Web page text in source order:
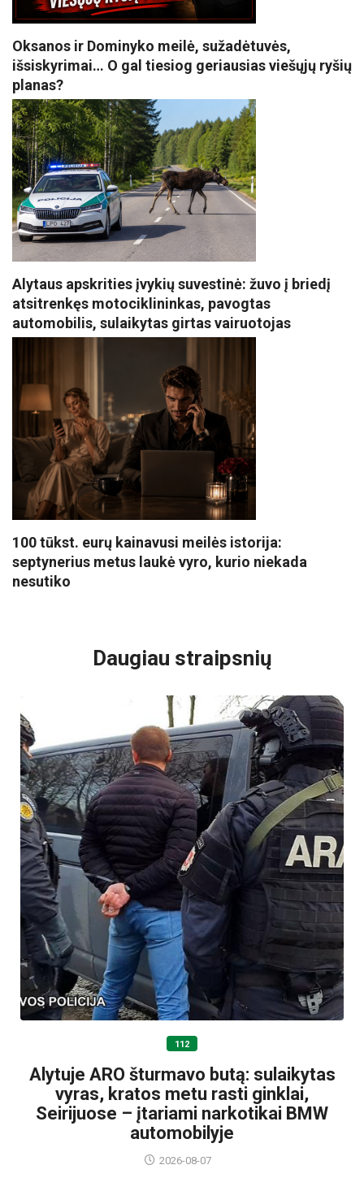
Oksanos ir Dominyko meilė, sužadėtuvės,
išsiskyrimai… O gal tiesiog geriausias viešųjų ryšių
planas?
Alytaus apskrities įvykių suvestinė: žuvo į briedį
atsitrenkęs motociklininkas, pavogtas
automobilis, sulaikytas girtas vairuotojas
100 tūkst. eurų kainavusi meilės istorija:
septynerius metus laukė vyro, kurio niekada
nesutiko
Daugiau straipsnių
112
Alytuje ARO šturmavo butą: sulaikytas
vyras, kratos metu rasti ginklai,
Seirijuose – įtariami narkotikai BMW
automobilyje
2026-08-07